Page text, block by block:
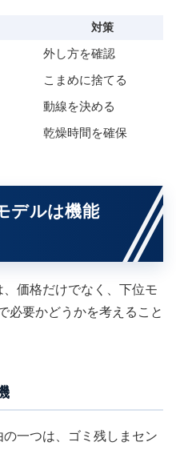
対策
外し方を確認
こまめに捨てる
動線を決める
乾燥時間を確保
デルは機能
価格だけでなく、下位モ
必要かどうかを考えること
一つは、ゴミ残しまセン